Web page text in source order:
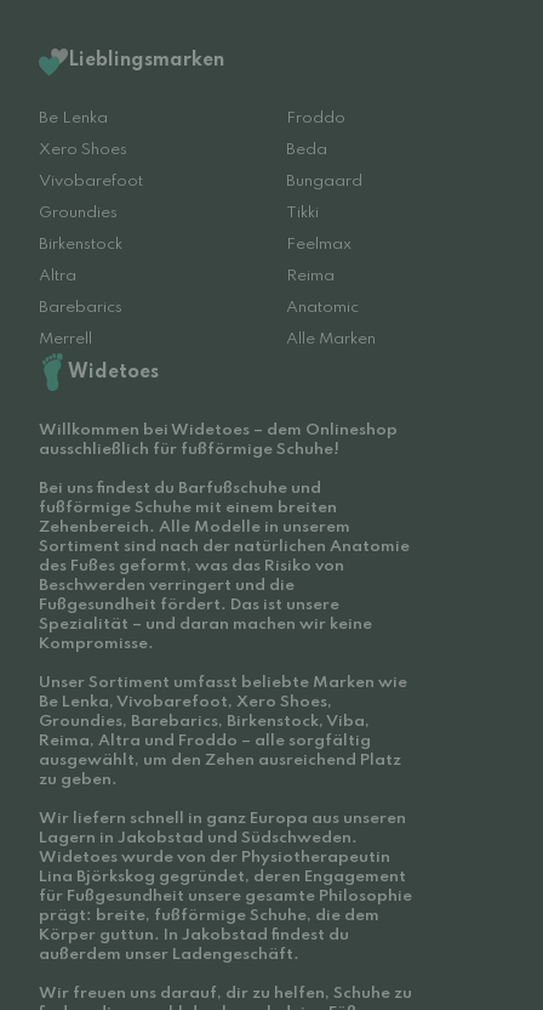
Lieblingsmarken
Be Lenka
Froddo
Xero Shoes
Beda
Vivobarefoot
Bungaard
Groundies
Tikki
Birkenstock
Feelmax
Altra
Reima
Barebarics
Anatomic
Merrell
Alle Marken
Widetoes
Willkommen bei Widetoes – dem Onlineshop
ausschließlich für fußförmige Schuhe!
Bei uns findest du Barfußschuhe und
fußförmige Schuhe mit einem breiten
Zehenbereich. Alle Modelle in unserem
Sortiment sind nach der natürlichen Anatomie
des Fußes geformt, was das Risiko von
Beschwerden verringert und die
Fußgesundheit fördert. Das ist unsere
Spezialität – und daran machen wir keine
Kompromisse.
Unser Sortiment umfasst beliebte Marken wie
Be Lenka, Vivobarefoot, Xero Shoes,
Groundies, Barebarics, Birkenstock, Viba,
Reima, Altra und Froddo – alle sorgfältig
ausgewählt, um den Zehen ausreichend Platz
zu geben.
Wir liefern schnell in ganz Europa aus unseren
Lagern in Jakobstad und Südschweden.
Widetoes wurde von der Physiotherapeutin
Lina Björkskog gegründet, deren Engagement
für Fußgesundheit unsere gesamte Philosophie
prägt: breite, fußförmige Schuhe, die dem
Körper guttun. In Jakobstad findest du
außerdem unser Ladengeschäft.
Wir freuen uns darauf, dir zu helfen, Schuhe zu